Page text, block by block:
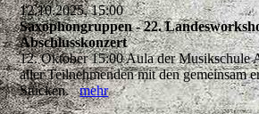
12.10.2025, 15:00
Saxophongruppen - 22.
Abschlusskonzert
12. Oktober 15:00 Aula der Musikschule
aller Teilnehmenden mit den gemeinsam
Stücken.mehr